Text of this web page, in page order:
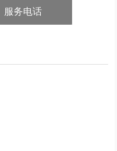
服务电话